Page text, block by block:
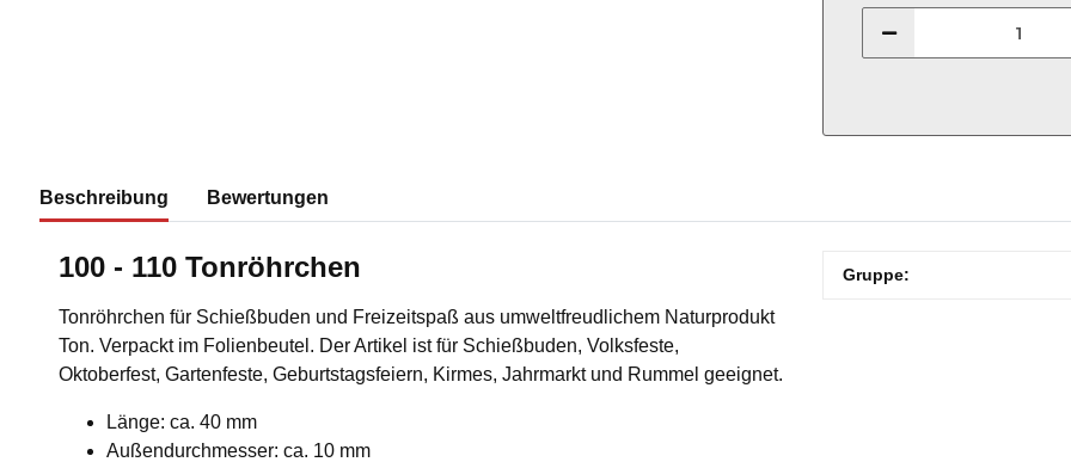
Beschreibung Bewertungen
100 - 110 Tonröhrchen
Tonröhrchen für Schießbuden und Freizeitspaß aus umweltfreudlichem Naturprodukt
Ton. Verpackt im Folienbeutel. Der Artikel ist für Schießbuden, Volksfeste,
Oktoberfest, Gartenfeste, Geburtstagsfeiern, Kirmes, Jahrmarkt und Rummel geeignet.
Länge: ca. 40 mm
Außendurchmesser: ca. 10 mm
Produkteigenschaft
Wert
Gruppe: